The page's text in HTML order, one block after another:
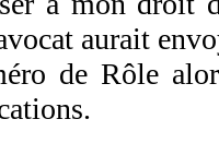
aurait
de Rôle